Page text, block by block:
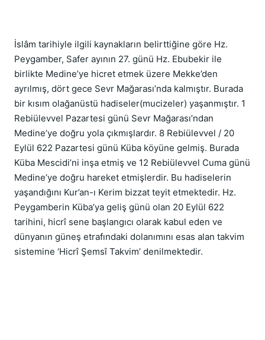
İslâm tarihiyle ilgili kaynakların belirttiğine göre Hz.
Peygamber, Safer ayının 27. günü Hz. Ebubekir ile
birlikte Medine’ye hicret etmek üzere Mekke’den
ayrılmış, dört gece Sevr Mağarası’nda kalmıştır. Burada
bir kısım olağanüstü hadiseler(mucizeler) yaşanmıştır. 1
Rebiülevvel Pazartesi günü Sevr Mağarası’ndan
Medine’ye doğru yola çıkmışlardır. 8 Rebiülevvel / 20
Eylül 622 Pazartesi günü Küba köyüne gelmiş. Burada
Küba Mescidi’ni inşa etmiş ve 12 Rebiülevvel Cuma günü
Medine’ye doğru hareket etmişlerdir. Bu hadiselerin
yaşandığını Kur’an-ı Kerim bizzat teyit etmektedir. Hz.
Peygamberin Küba’ya geliş günü olan 20 Eylül 622
tarihini, hicrî sene başlangıcı olarak kabul eden ve
dünyanın güneş etrafındaki dolanımını esas alan takvim
sistemine ‘Hicrî Şemsî Takvim’ denilmektedir.